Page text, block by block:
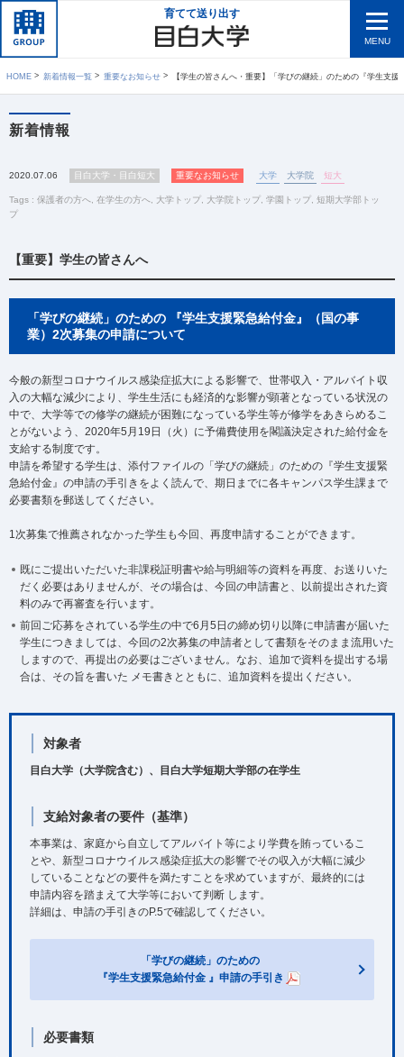
育てて送り出す
MENU
HOME 新着情報一覧 重要なお知らせ 【学生の皆さんへ・重要】「学びの継続」のための『学生支援緊急給付金』（国の事業）2次募集の申
新着情報
2020.07.06 目白大学・目白短大 重要なお知らせ 大学 大学院 短大
Tags : 保護者の方へ 在学生の方へ 大学トップ 大学院トップ 学園トップ 短期大学部トッ
プ
【重要】学生の皆さんへ
「学びの継続」のための 『学生支援緊急給付金』（国の事
業）2次募集の申請について
今般の新型コロナウイルス感染症拡大による影響で、世帯収入・アルバイト収
入の大幅な減少により、学生生活にも経済的な影響が顕著となっている状況の
中で、大学等での修学の継続が困難になっている学生等が修学をあきらめるこ
とがないよう、2020年5月19日（火）に予備費使用を閣議決定された給付金を
支給する制度です。
申請を希望する学生は、添付ファイルの「学びの継続」のための『学生支援緊
急給付金』の申請の手引きをよく読んで、期日までに各キャンパス学生課まで
必要書類を郵送してください。
1次募集で推薦されなかった学生も今回、再度申請することができます。
既にご提出いただいた非課税証明書や給与明細等の資料を再度、お送りいた
だく必要はありませんが、その場合は、今回の申請書と、以前提出された資
料のみで再審査を行います。
前回ご応募をされている学生の中で6月5日の締め切り以降に申請書が届いた
学生につきましては、今回の2次募集の申請者として書類をそのまま流用いた
しますので、再提出の必要はございません。なお、追加で資料を提出する場
合は、その旨を書いた メモ書きとともに、追加資料を提出ください。
対象者
目白大学（大学院含む）、目白大学短期大学部の在学生
支給対象者の要件（基準）
本事業は、家庭から自立してアルバイト等により学費を賄っているこ
とや、新型コロナウイルス感染症拡大の影響でその収入が大幅に減少
していることなどの要件を満たすことを求めていますが、最終的には
申請内容を踏まえて大学等において判断 します。
詳細は、申請の手引きのP.5で確認してください。
「学びの継続」のための
『学生支援緊急給付金 』申請の手引き
必要書類